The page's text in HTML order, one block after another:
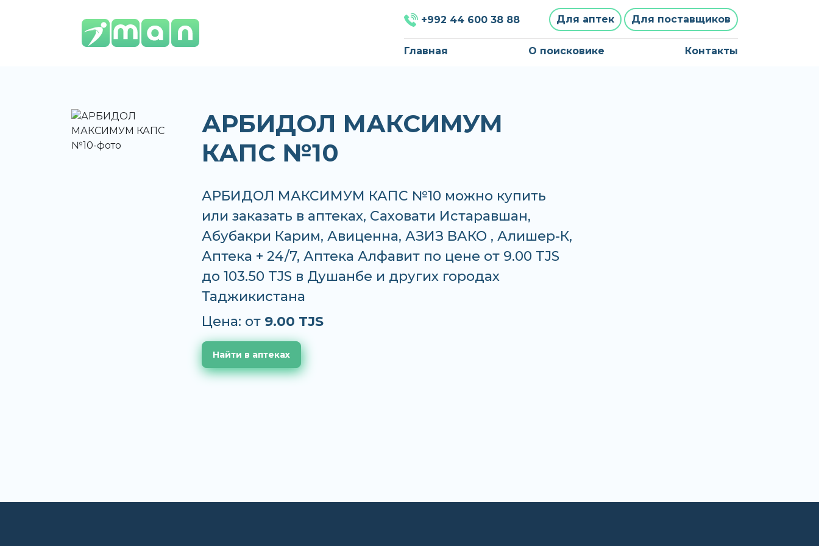
+992 44 600 38 88 Для аптек Для поставщиков
Главная О поисковике Контакты
АРБИДОЛ МАКСИМУМ
КАПС №10
АРБИДОЛ МАКСИМУМ КАПС №10 можно купить
или заказать в аптеках, Саховати Истаравшан,
Абубакри Карим, Авиценна, АЗИЗ ВАКО , Алишер-К,
Аптека + 24/7, Аптека Алфавит по цене от 9.00 TJS
до 103.50 TJS в Душанбе и других городах
Таджикистана
Цена: от 9.00 TJS
Найти в аптеках